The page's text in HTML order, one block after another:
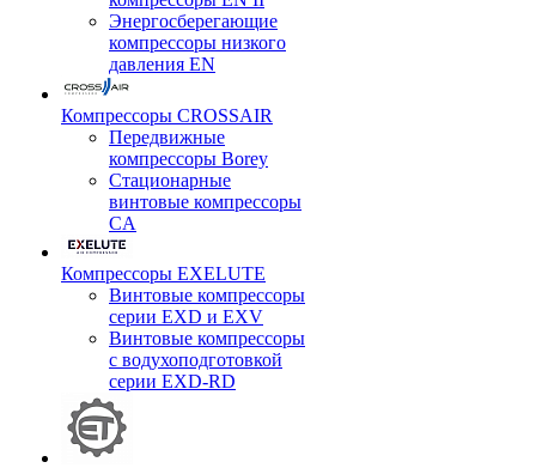
Энергосберегающие
компрессоры низкого
давления EN
Компрессоры CROSSAIR
Передвижные
компрессоры Borey
Стационарные
винтовые компрессоры
CA
Компрессоры EXELUTE
Винтовые компрессоры
серии EXD и EXV
Винтовые компрессоры
с водухоподготовкой
серии EXD-RD